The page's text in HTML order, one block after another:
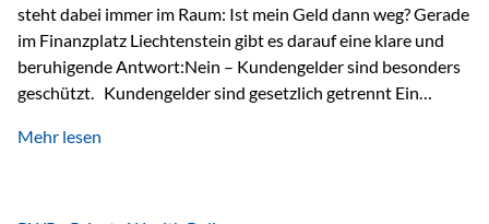
steht dabei immer im Raum: Ist mein Geld dann weg? Gerade
im Finanzplatz Liechtenstein gibt es darauf eine klare und
beruhigende Antwort:Nein – Kundengelder sind besonders
geschützt. Kundengelder sind gesetzlich getrennt Ein
sogenannte Sondermasse. Das bedeutet:Die
Mehr lesen